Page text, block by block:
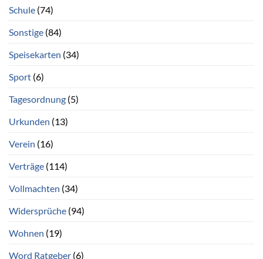
Schule (74)
Sonstige (84)
Speisekarten (34)
Sport (6)
Tagesordnung (5)
Urkunden (13)
Verein (16)
Verträge (114)
Vollmachten (34)
Widersprüche (94)
Wohnen (19)
Word Ratgeber (6)